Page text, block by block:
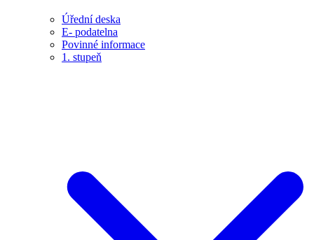
Úřední deska
E- podatelna
Povinné informace
1. stupeň